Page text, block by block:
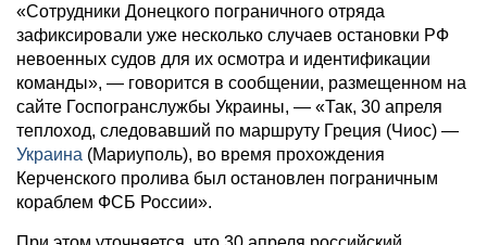
«Сотрудники Донецкого пограничного отряда
зафиксировали уже несколько случаев остановки РФ
невоенных судов для их осмотра и идентификации
команды», — говорится в сообщении, размещенном на
сайте Госпогранслужбы Украины, — «Так, 30 апреля
теплоход, следовавший по маршруту Греция (Чиос) —
Украина (Мариуполь), во время прохождения
Керченского пролива был остановлен пограничным
кораблем ФСБ России».